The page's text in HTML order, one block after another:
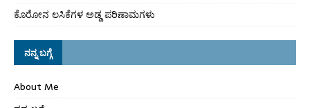
ಕೊರೋನ ಲಸಿಕೆಗಳ ಅಡ್ಡ ಪರಿಣಾಮಗಳು
ನನ್ನ ಬಗ್ಗೆ
About Me